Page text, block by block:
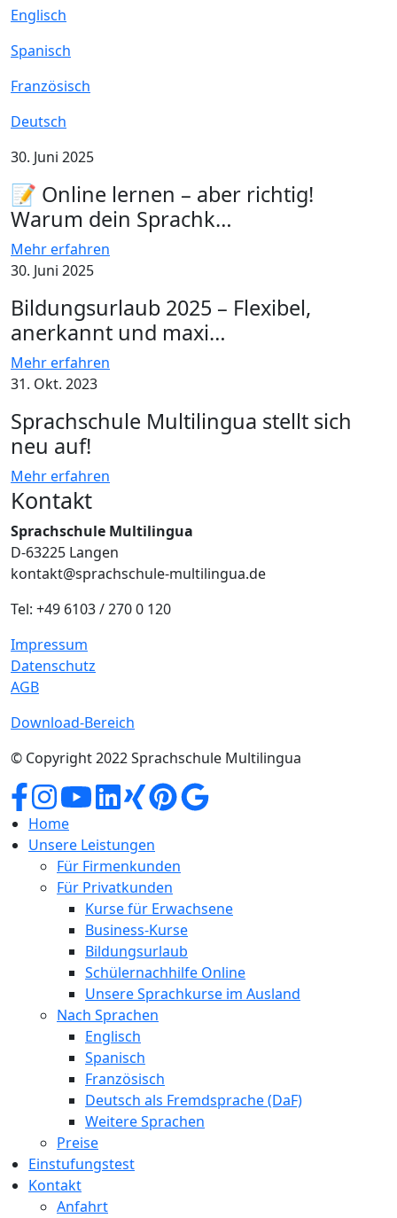
Englisch
Spanisch
Französisch
Deutsch
30. Juni 2025
📝 Online lernen – aber richtig!
Warum dein Sprachk…
Mehr erfahren
30. Juni 2025
Bildungsurlaub 2025 – Flexibel,
anerkannt und maxi…
Mehr erfahren
31. Okt. 2023
Sprachschule Multilingua stellt sich
neu auf!
Mehr erfahren
Kontakt
Sprachschule Multilingua
D-63225 Langen
kontakt@sprachschule-multilingua.de
Tel: +49 6103 / 270 0 120
Impressum
Datenschutz
AGB
Download-Bereich
© Copyright 2022 Sprachschule Multilingua
Home
Unsere Leistungen
Für Firmenkunden
Für Privatkunden
Kurse für Erwachsene
Business-Kurse
Bildungsurlaub
Schülernachhilfe Online
Unsere Sprachkurse im Ausland
Nach Sprachen
Englisch
Spanisch
Französisch
Deutsch als Fremdsprache (DaF)
Weitere Sprachen
Preise
Einstufungstest
Kontakt
Anfahrt